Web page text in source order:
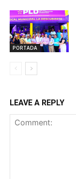
PORTADA
LEAVE A REPLY